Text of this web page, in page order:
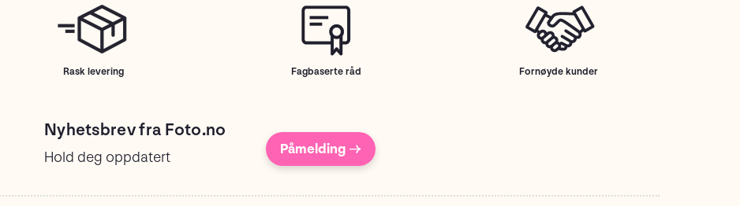
Rask levering Fagbaserte råd Fornøyde kunder
Nyhetsbrev fra Foto.no
Hold deg oppdatert Påmelding →